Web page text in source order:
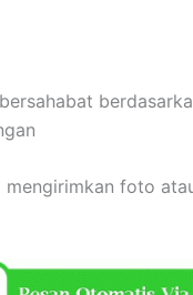
foto